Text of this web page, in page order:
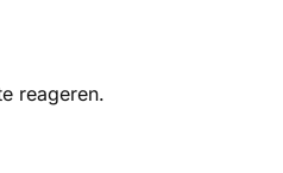
reageren.